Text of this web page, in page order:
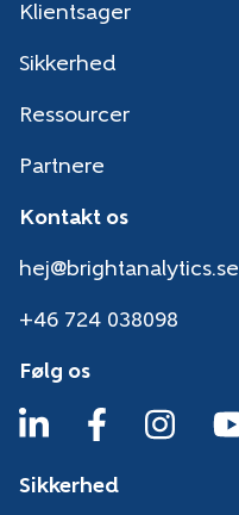
Klientsager
Sikkerhed
Ressourcer
Partnere
Kontakt os
hej@brightanalytics.se
+46 724 038098
Følg os
Sikkerhed